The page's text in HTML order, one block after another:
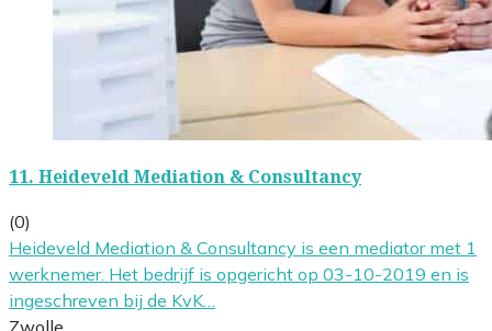
11. Heideveld Mediation & Consultancy
(0)
Heideveld Mediation & Consultancy is een mediator met 1
werknemer. Het bedrijf is opgericht op 03-10-2019 en is
ingeschreven bij de KvK…
Zwolle